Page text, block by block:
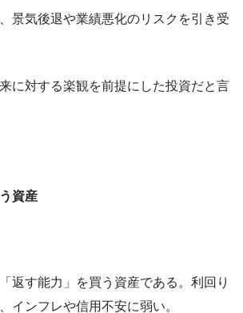
景気後退や業績悪化のリスクを引き受
に対する楽観を前提にした投資だと言
資産
返す能力」を買う資産である。利回り
インフレや信用不安に弱い。